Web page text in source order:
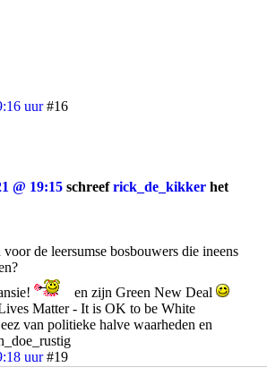
uur #16
@ 19:15 schreefrick_de_kikker het
de leersumse bosbouwers die ineens
en zijn Green New Deal
Matter - It is OK to be White
van politieke halve waarheden en
uur #19